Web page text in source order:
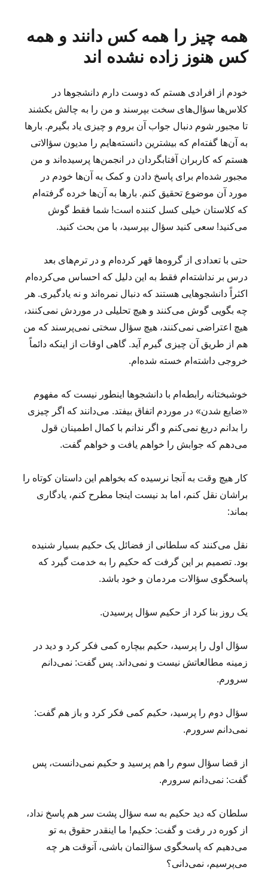
همه چیز را همه کس دانند و همه
کس هنوز زاده نشده اند
خودم از افرادی هستم که دوست دارم دانشجوها در
کلاس‌ها سؤال‌های سخت بپرسند و من را به چالش بکشند
تا مجبور شوم دنبال جواب آن بروم و چیزی یاد بگیرم. بارها
به آن‌ها گفته‌ام که بیشترین دانسته‌هایم را مدیون سؤالاتی
هستم که کاربران آفتابگردان در انجمن‌ها پرسیده‌اند و من
مجبور شده‌ام برای پاسخ دادن و کمک به آن‌ها خودم در
مورد آن موضوع تحقیق کنم. بارها به آن‌ها خرده گرفته‌ام
که کلاستان خیلی کسل کننده است! شما فقط گوش
می‌کنید! سعی کنید سؤال بپرسید، با من بحث کنید.
حتی با تعدادی از گروه‌ها قهر کرده‌ام و در ترم‌های بعد
درس بر نداشته‌ام فقط به این دلیل که احساس می‌کرده‌ام
اکثراً دانشجوهایی هستند که دنبال نمره‌اند و نه یادگیری. هر
چه بگویی گوش می‌کنند و هیچ تحلیلی در موردش نمی‌کنند،
هیچ اعتراضی نمی‌کنند، هیچ سؤال سختی نمی‌پرسند که من
هم از طریق آن چیزی گیرم آید. گاهی اوقات از اینکه دائماً
خروجی داشته‌ام خسته شده‌ام.
خوشبختانه رابطه‌ام با دانشجوها اینطور نیست که مفهوم
«ضایع شدن» در موردم اتفاق بیفتد. می‌دانند که اگر چیزی
را بدانم دریغ نمی‌کنم و اگر ندانم با کمال اطمینان قول
می‌دهم که جوابش را خواهم یافت و خواهم گفت.
کار هیچ وقت به آنجا نرسیده که بخواهم این داستان کوتاه را
براشان نقل کنم، اما بد نیست اینجا مطرح کنم، یادگاری
بماند:
نقل می‌کنند که سلطانی از فضائل یک حکیم بسیار شنیده
بود. تصمیم بر این گرفت که حکیم را به خدمت گیرد که
پاسخگوی سؤالات مردمان و خود باشد.
یک روز بنا کرد از حکیم سؤال پرسیدن.
سؤال اول را پرسید، حکیم بیچاره کمی فکر کرد و دید در
زمینه مطالعاتش نیست و نمی‌داند. پس گفت: نمی‌دانم
سرورم.
سؤال دوم را پرسید، حکیم کمی فکر کرد و باز هم گفت:
نمی‌دانم سرورم.
از قضا سؤال سوم را هم پرسید و حکیم نمی‌دانست، پس
گفت: نمی‌دانم سرورم.
سلطان که دید حکیم به سه سؤال پشت سر هم پاسخ نداد،
از کوره در رفت و گفت: حکیم! ما اینقدر حقوق به تو
می‌دهیم که پاسخگوی سؤالتمان باشی، آنوقت هر چه
می‌پرسیم، نمی‌دانی؟